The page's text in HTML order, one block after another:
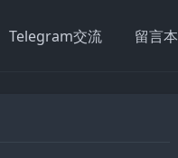
Telegram交流 留言本